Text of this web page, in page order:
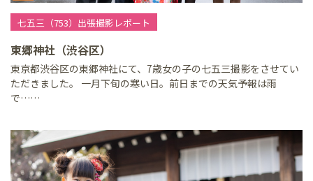
七五三（753）出張撮影レポート
東郷神社（渋谷区）
東京都渋谷区の東郷神社にて、7歳女の子の七五三撮影をさせてい
ただきました。 一月下旬の寒い日。前日までの天気予報は雨
で……